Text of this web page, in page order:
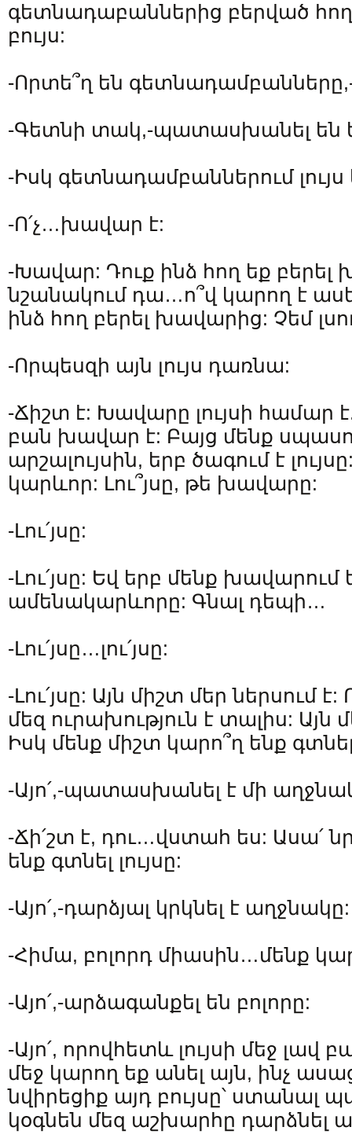
գետնադաբաններից բերված հող,
բույս:
-Որտե՞ղ են
-Գետնի տակ,-պատասխանել են
-Իսկ գետնադամբաններում լույս
-Ո՛չ…խավար է:
-Խավար: Դուք ինձ հող եք բերել
նշանակում դա…ո՞վ կարող է
ինձ հող բերել խավարից: Չեմ
-Որպեսզի այն լույս դառնա:
-Ճիշտ է: Խավարը լույսի համար
բան խավար է: Բայց մենք
արշալույսին, երբ ծագում է
կարևոր: Լու՞յսը, թե խավարը:
-Լու՛յսը:
-Լու՛յսը: Եվ երբ մենք խավարում
ամենակարևորը: Գնալ դեպի…
-Լու՛յսը…լու՛յսը:
-Լու՛յսը: Այն միշտ մեր ներսում
մեզ ուրախություն է տալիս: Այն
Իսկ մենք միշտ կարո՞ղ ենք գտնել
-Այո՛,-պատասխանել է մի
-Ճի՛շտ է, դու…վստահ ես: Ասա՛
ենք գտնել լույսը:
-Այո՛,-դարձյալ կրկնել է աղջնակը:
-Հիմա, բոլորդ միասին…մենք
-Այո՛,-արձագանքել են բոլորը:
-Այո՛, որովհետև լույսի մեջ լավ
մեջ կարող եք անել այն, ինչ
նվիրեցիք այդ բույսը՝ ստանալ
կօգնեն մեզ աշխարհը դարձնել